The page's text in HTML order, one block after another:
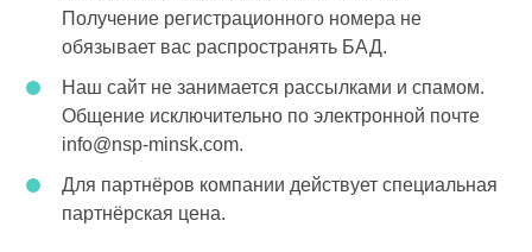
Получение регистрационного номера не
обязывает вас распространять БАД.
Наш сайт не занимается рассылками и спамом.
Общение исключительно по электронной почте
info@nsp-minsk.com.
Для партнёров компании действует специальная
партнёрская цена.